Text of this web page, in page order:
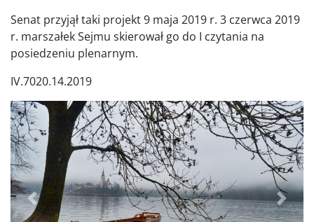
Senat przyjął taki projekt 9 maja 2019 r. 3 czerwca 2019
r. marszałek Sejmu skierował go do I czytania na
posiedzeniu plenarnym.
IV.7020.14.2019
Poprzednie Dalej